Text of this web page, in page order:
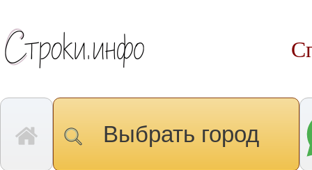
Выбрать город